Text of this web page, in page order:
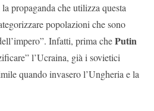
propaganda che utilizza questa
popolazioni che sono
Infatti, prima chePutin
l’Ucraina, già i sovietici
quando invasero l’Ungheria e la